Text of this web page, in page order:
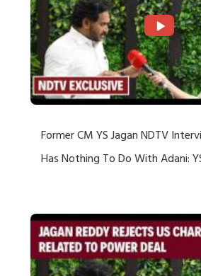
Former CM YS Jagan NDTV
Has Nothing To Do With Adani: